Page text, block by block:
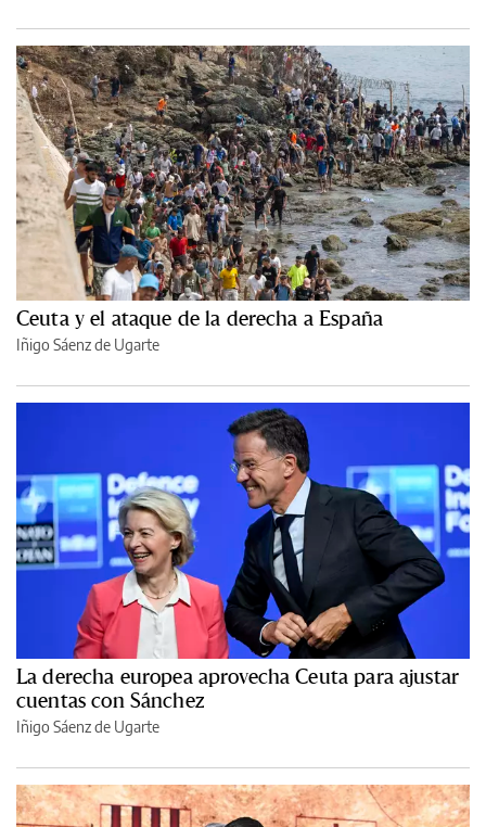
Ceuta y el ataque de la derecha a España
Iñigo Sáenz de Ugarte
La derecha europea aprovecha Ceuta para ajustar
cuentas con Sánchez
Iñigo Sáenz de Ugarte